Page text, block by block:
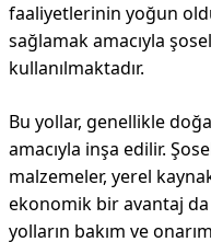
faaliyetlerinin yoğun
sağlamak amacıyla
kullanılmaktadır.
Bu yollar, genellikle
amacıyla inşa edilir.
malzemeler, yerel
ekonomik bir avantaj da
yolların bakım ve